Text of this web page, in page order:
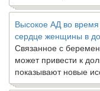
Высокое АД во
сердце женщины в
Связанное с
может привести к
показывают новые